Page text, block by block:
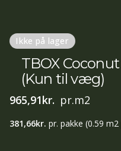
Ikke på lager
TBOX Coconut
(Kun til væg)
965,91kr. pr.m2
381,66kr. pr. pakke (0.59